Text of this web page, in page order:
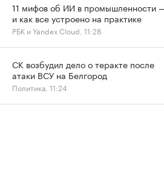
11 мифов об ИИ в промышленности
и как все устроено на практике
РБК и Yandex Cloud, 11:28
СК возбудил дело о теракте после
атаки ВСУ на Белгород
Политика, 11:24